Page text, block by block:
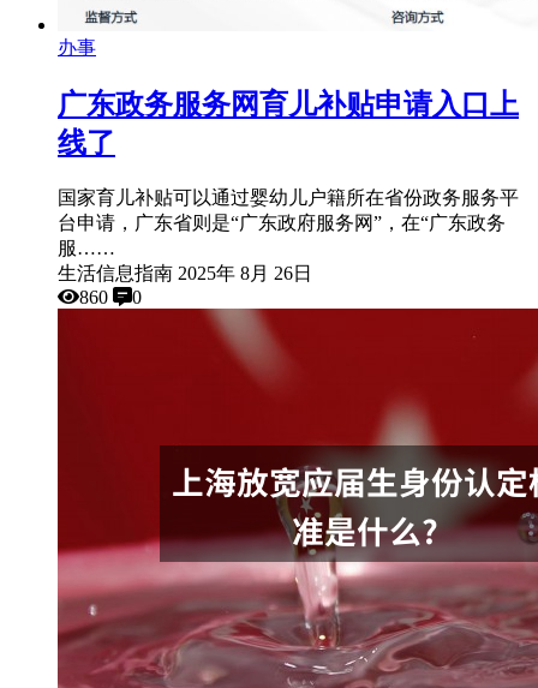
办事
广东政务服务网育儿补贴申请入口上
线了
国家育儿补贴可以通过婴幼儿户籍所在省份政务服务平
台申请，广东省则是“广东政府服务网”，在“广东政务
服……
生活信息指南 2025年 8月 26日
860
0